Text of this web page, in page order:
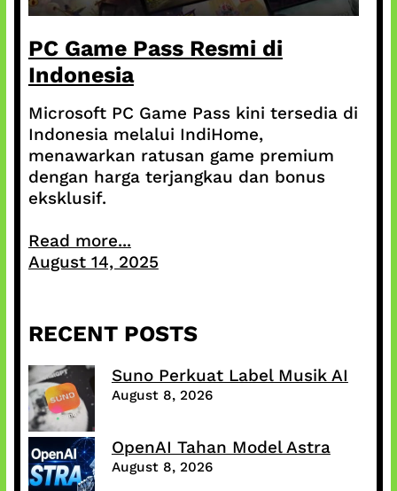
PC Game Pass Resmi di
Indonesia
Microsoft PC Game Pass kini tersedia di
Indonesia melalui IndiHome,
menawarkan ratusan game premium
dengan harga terjangkau dan bonus
eksklusif.
Read more...
August 14, 2025
RECENT POSTS
Suno Perkuat Label Musik AI
August 8, 2026
OpenAI Tahan Model Astra
August 8, 2026